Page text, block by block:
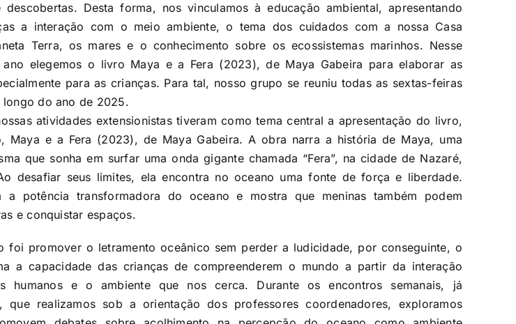
descobertas. Desta forma, nos vinculamos à educação ambiental, apresentando
a interação com o meio ambiente, o tema dos cuidados com a nossa Casa
Terra, os mares e o conhecimento sobre os ecossistemas marinhos. Nesse
ano elegemos o livro Maya e a Fera (2023), de Maya Gabeira para elaborar as
para as crianças. Para tal, nosso grupo se reuniu todas as sextas-feiras
longo do ano de 2025.
atividades extensionistas tiveram como tema central a apresentação do livro,
Maya e a Fera (2023), de Maya Gabeira. A obra narra a história de Maya, uma
que sonha em surfar uma onda gigante chamada “Fera”, na cidade de Nazaré,
desafiar seus limites, ela encontra no oceano uma fonte de força e liberdade.
a potência transformadora do oceano e mostra que meninas também podem
e conquistar espaços.
foi promover o letramento oceânico sem perder a ludicidade, por conseguinte, o
a capacidade das crianças de compreenderem o mundo a partir da interação
humanos e o ambiente que nos cerca. Durante os encontros semanais, já
que realizamos sob a orientação dos professores coordenadores, exploramos